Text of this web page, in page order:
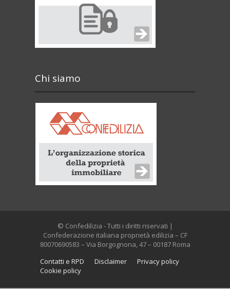
Chi siamo
© Confedilizia - Tutti i diritti riservati |
Confederazione italiana proprietà edilizia – CF
80070690583 – Via Borgognona, 47 – 00187 Roma
Contatti e RPD
Disclaimer
Privacy policy
Cookie policy